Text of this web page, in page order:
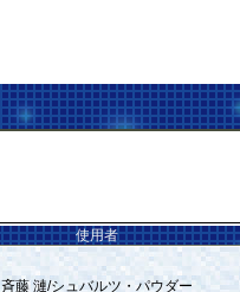
使用者
斉藤 漣/シュバルツ・パウダー